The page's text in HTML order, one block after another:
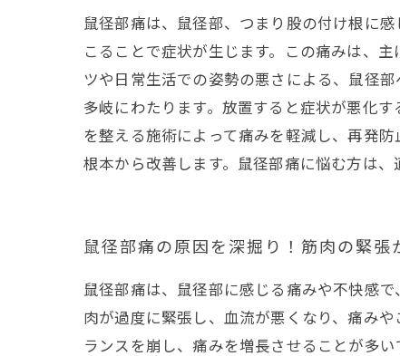
鼠径部痛は、鼠径部、つまり股の付け根に
こることで症状が生じます。この痛みは、
ツや日常生活での姿勢の悪さによる、鼠径
多岐にわたります。放置すると症状が悪化
を整える施術によって痛みを軽減し、再発
根本から改善します。鼠径部痛に悩む方は
鼠径部痛の原因を深掘り！筋肉の緊張
鼠径部痛は、鼠径部に感じる痛みや不快感
肉が過度に緊張し、血流が悪くなり、痛み
ランスを崩し、痛みを増長させることが多